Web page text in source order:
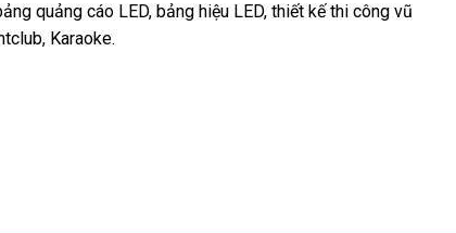
quảng cáo LED, bảng hiệu LED, thiết kế thi công vũ
Karaoke.